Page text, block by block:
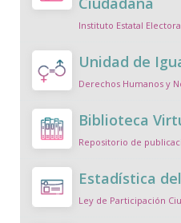
Instituto Estatal
Unidad de
Derechos Humanos y
Biblioteca
Repositorio de
Estadística
Ley de Participación